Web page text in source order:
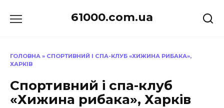
до
61000.com.ua
ГОЛОВНА » СПОРТИВНИЙ І СПА-КЛУБ «ХИЖИНА РИБАКА»,
ХАРКІВ
Спортивний і спа-клуб
«Хижина рибака», Харків